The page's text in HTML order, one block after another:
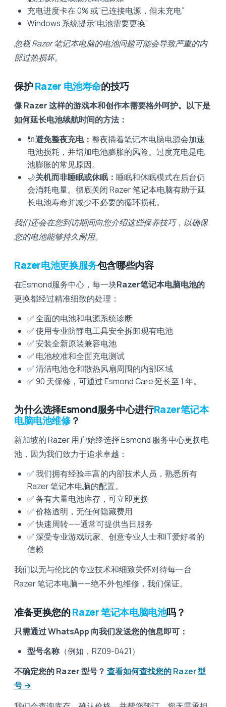
充电进度卡在 0% 或“已连接电源，但未充电”
Windows 系统提示“电池需要更换”
忽视 Razer 笔记本电脑的电池问题可能会导致严重的内
部过热损坏。
保护Razer 电池寿命的技巧
像 Razer 这样的游戏本和创作本需要格外呵护。以下是
如何延长电池续航时间的方法：
🔌避免整夜充电： 整夜插着笔记本电脑电源会加速
电池损耗，并增加电池膨胀的风险。过度充电是电
池膨胀的常见原因。
🌙关机而非睡眠或休眠： 睡眠和休眠模式在后台仍
会消耗电量。彻底关闭 Razer 笔记本电脑有助于延
长电池寿命并减少不必要的循环损耗。
我们还会在您到访期间向您介绍这些保养技巧，以确保
您的电池能够持久耐用。
Razer电池更换服务包含哪些内容
在Esmond服务中心，每一块Razer笔记本电脑电池的
更换都经过精准细致的处理：
✅ 全面的电池和电源系统诊断
✅ 使用专业防静电工具安全拆卸现有电池
✅ 安装全新原装兼容电池
✅ 电池校准和全面充电测试
✅ 清洁电池仓和散热风扇周围的内部区域
✅ 90 天保修，可通过 Esmond Care 延长至 1 年。
为什么选择Esmond服务中心进行Razer笔记本
电脑电池维修？
新加坡的 Razer 用户始终选择 Esmond 服务中心更换电
池，因为我们致力于追求卓越：
✅ 我们拥有经验丰富的内部技术人员，熟悉所有
Razer 笔记本电脑的配置。
✅ 备有大量电池库存，可立即更换
✅ 价格透明，无任何隐藏费用
✅ 快速周转——通常可提供当日服务
✅ 深受专业游戏玩家、创意专业人士和IT爱好者的
信赖
我们以无与伦比的专业技术和细致关怀对待每一台
Razer 笔记本电脑——绝不外包维修，我们保证。
准备更换您的Razer 笔记本电脑电池吗？
只需通过 WhatsApp 向我们发送您的信息即可：
型号名称 （例如，RZ09-0421）
不确定您的 Razer 型号？ 查看如何查找您的 Razer 型
号 →